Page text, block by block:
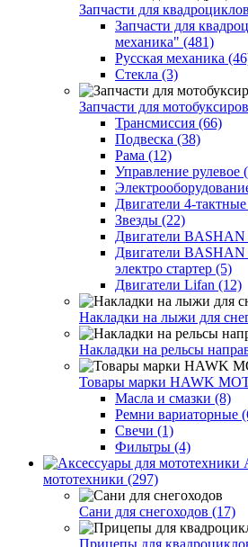
Запчасти для
Запчасти для
механика" (481)
Русская механика
Стекла (3)
Запчасти для
Трансмиссия (66)
Подвеска (38)
Рама (12)
Управление рулевое
Двигатели 4-
Звезды (22)
Двигатели BASHAN
Двигатели BASHAN
электро стартер (5)
Двигатели Lifan (12)
Накладки на лыжи для
Накладки на рельсы
Товары марки HAWK
Масла и смазки (8)
Ремни вариаторные
Свечи (1)
Фильтры (4)
мототехники (297)
Сани для снегоходов (17)
Прицепы для